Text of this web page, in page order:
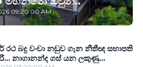
09:20:00 AM
රථ බදු වංචා නඩුව ගැන නීතීඥ සභාපති
නාගානන්ද ගස් යන ලකුණු...